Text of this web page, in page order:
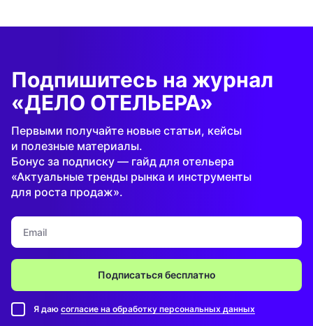
Подпишитесь на журнал
«ДЕЛО ОТЕЛЬЕРА»
Первыми получайте новые статьи, кейсы
и полезные материалы.
Бонус за подписку — гайд для отельера
«Актуальные тренды рынка и инструменты
для роста продаж».
Подписаться бесплатно
Я даю согласие на обработку персональных данных